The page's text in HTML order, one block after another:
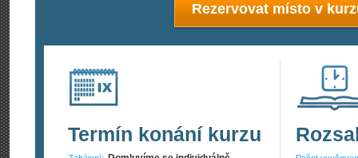
Rezervovat místo v
Termín konání kurzu